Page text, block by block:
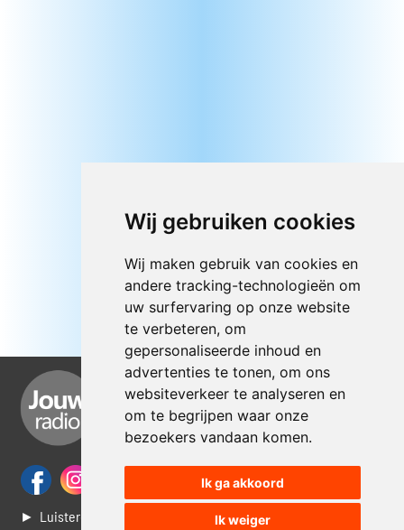
Wij gebruiken cookies
Wij maken gebruik van cookies en
andere tracking-technologieën om
uw surfervaring op onze website
te verbeteren, om
gepersonaliseerde inhoud en
advertenties te tonen, om ons
websiteverkeer te analyseren en
om te begrijpen waar onze
bezoekers vandaan komen.
Ik ga akkoord
Ik weiger
► Luisteren naar Jouwradio